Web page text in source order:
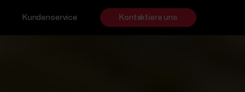
Kundenservice Kontaktiere uns